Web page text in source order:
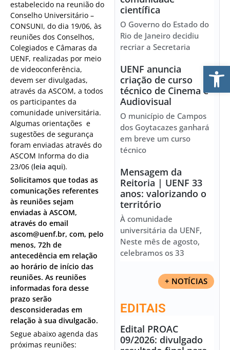
estabelecido na reunião do
Conselho Universitário –
CONSUNI, do dia 19/06, às
reuniões dos Conselhos,
Colegiados e Câmaras da
UENF, realizadas por meio
de videoconferência,
devem ser divulgadas,
através da ASCOM, a todos
os participantes da
comunidade universitária.
Algumas orientações e
sugestões de segurança
foram enviadas através do
ASCOM Informa do dia
23/06 (leia aqui).
Solicitamos que todas as
comunicações referentes
às reuniões sejam
enviadas à ASCOM,
através do email
ascom@uenf.br, com, pelo
menos, 72h de
antecedência em relação
ao horário de início das
reuniões. As reuniões
informadas fora desse
prazo serão
desconsideradas em
relação à sua divulgacão.
Segue abaixo agenda das
próximas reuniões:
científica
O Governo do Estado do
Rio de Janeiro decidiu
recriar a Secretaria
UENF anuncia
criação de curso
técnico de Cinema e
Audiovisual
O município de Campos
dos Goytacazes ganhará
em breve um curso
técnico
Mensagem da
Reitoria | UENF 33
anos: valorizando o
território
À comunidade
universitária da UENF,
Neste mês de agosto,
celebramos os 33
+ NOTÍCIAS
EDITAIS
Edital PROAC
09/2026: divulgado